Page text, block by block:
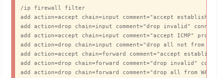
/ip firewall filter
add action=accept chain=input comment="accept
add action=drop chain=input comment="drop invalid"
add action=accept chain=input comment="accept ICMP"
add action=drop chain=input comment="drop all not from
add action=accept chain=forward comment="accept
add action=drop chain=forward comment="drop invalid"
add action=drop chain=forward comment="drop all from